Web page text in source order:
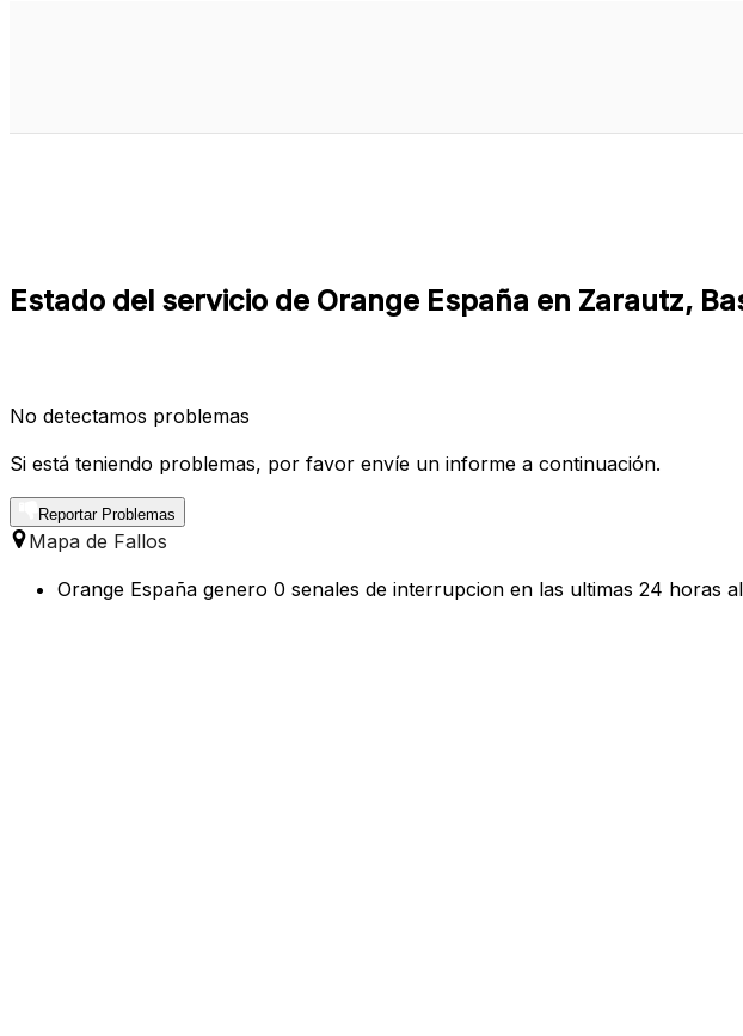
Estado del servicio de Orange España en Zarautz,
No detectamos problemas
Si está teniendo problemas, por favor envíe un informe a continuación.
Reportar Problemas
Mapa de Fallos
Orange España genero 0 senales de interrupcion en las ultimas 24 horas